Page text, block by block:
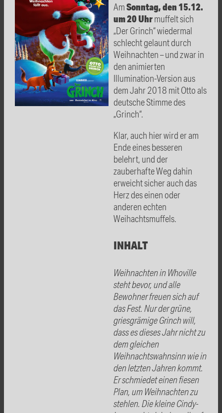
AmSonntag, den 15.12.
um 20 Uhrmuffelt sich
„Der Grinch“ wiedermal
schlecht gelaunt durch
Weihnachten – und zwar in
den animierten
Illumination-Version aus
dem Jahr 2018 mit Otto als
deutsche Stimme des
„Grinch“.
Klar, auch hier wird er am
Ende eines besseren
belehrt, und der
zauberhafte Weg dahin
erweicht sicher auch das
Herz des einen oder
anderen echten
Weihachtsmuffels.
INHALT
Weihnachten in Whoville
steht bevor, und alle
Bewohner freuen sich auf
das Fest. Nur der grüne,
griesgrämige Grinch will,
dass es dieses Jahr nicht zu
dem gleichen
Weihnachtswahnsinn wie in
den letzten Jahren kommt.
Er schmiedet einen fiesen
Plan, um Weihnachten zu
stehlen. Die kleine Cindy-